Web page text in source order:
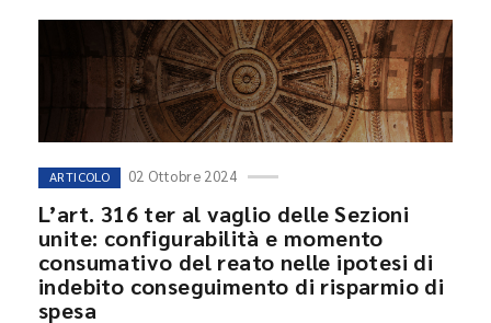
ARTICOLO 02 Ottobre 2024
L’art. 316 ter al vaglio delle Sezioni
unite: configurabilità e momento
consumativo del reato nelle ipotesi di
indebito conseguimento di risparmio di
spesa